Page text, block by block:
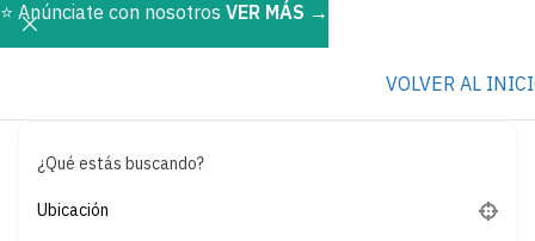
VOLVER AL
¿Qué estás buscando?
⭐️ Anúnciate con nosotros VER MÁS →